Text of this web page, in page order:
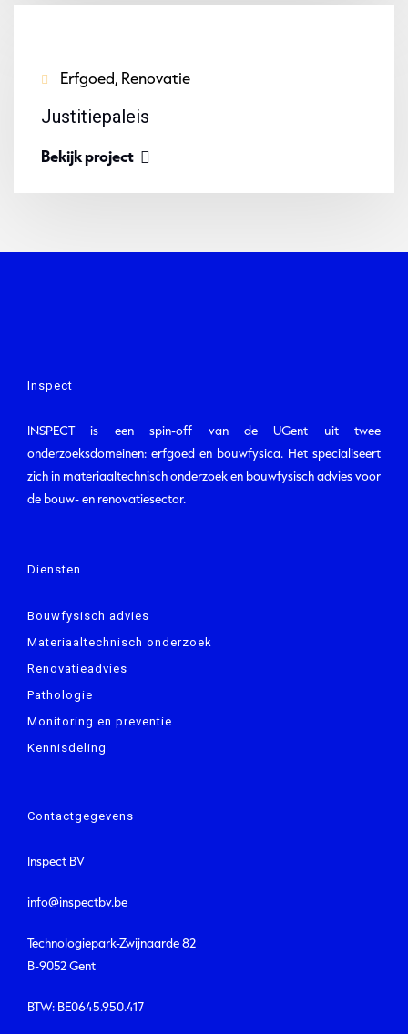
Erfgoed, Renovatie
Justitiepaleis
Bekijk project
Inspect
INSPECT is een spin-off van de UGent uit twee
onderzoeksdomeinen: erfgoed en bouwfysica. Het specialiseert
zich in materiaaltechnisch onderzoek en bouwfysisch advies voor
de bouw- en renovatiesector.
Diensten
Bouwfysisch advies
Materiaaltechnisch onderzoek
Renovatieadvies
Pathologie
Monitoring en preventie
Kennisdeling
Contactgegevens
Inspect BV
info@inspectbv.be
Technologiepark-Zwijnaarde 82
B-9052 Gent
BTW: BE0645.950.417